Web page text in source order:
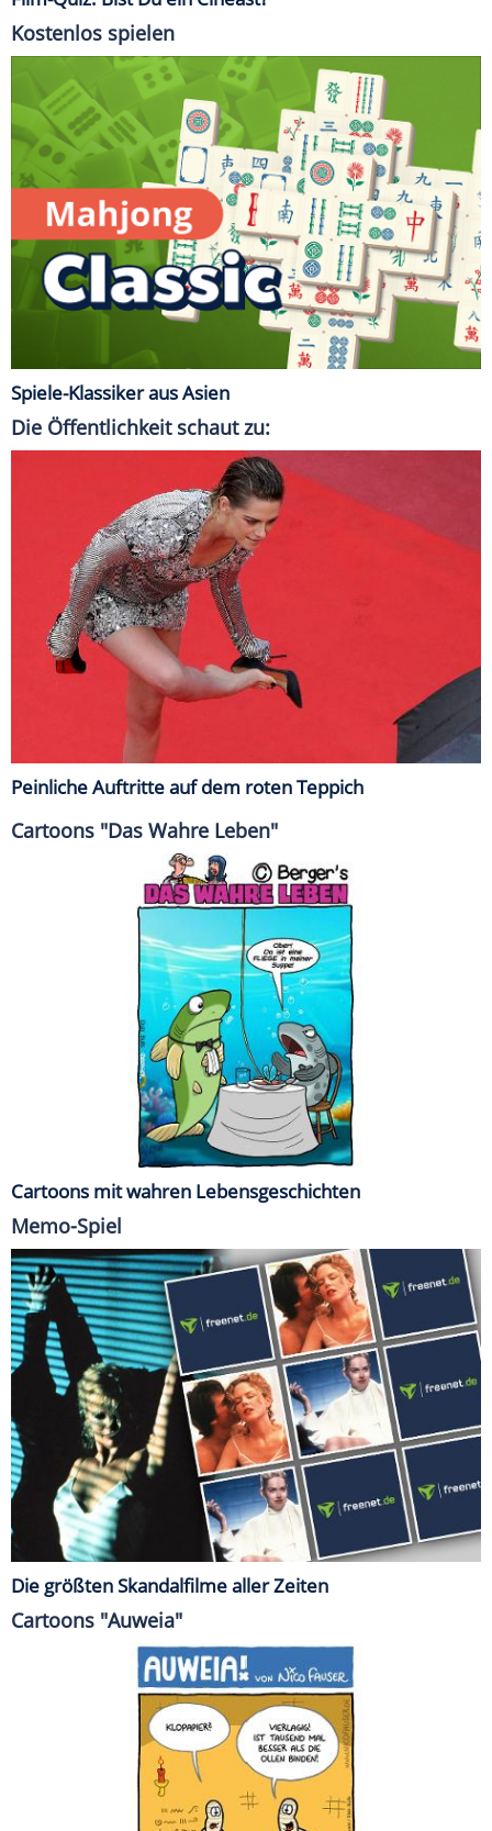
Kostenlos spielen
Spiele-Klassiker aus Asien
Die Öffentlichkeit schaut zu:
Peinliche Auftritte auf dem roten Teppich
Cartoons "Das Wahre Leben"
Cartoons mit wahren Lebensgeschichten
Memo-Spiel
Die größten Skandalfilme aller Zeiten
Cartoons "Auweia"